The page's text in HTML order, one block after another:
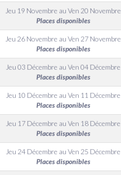
Jeu 19 Novembre au Ven 20 Novembre
Places disponibles
Jeu 26 Novembre au Ven 27 Novembre
Places disponibles
Jeu 03 Décembre au Ven 04 Décembre
Places disponibles
Jeu 10 Décembre au Ven 11 Décembre
Places disponibles
Jeu 17 Décembre au Ven 18 Décembre
Places disponibles
Jeu 24 Décembre au Ven 25 Décembre
Places disponibles